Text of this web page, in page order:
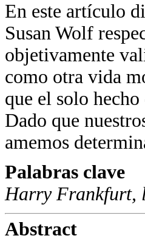
En este artículo
Susan Wolf
objetivamente
como otra vida
que el solo
Dado que
amemos
Palabras clave
Harry Frankfurt,
Abstract